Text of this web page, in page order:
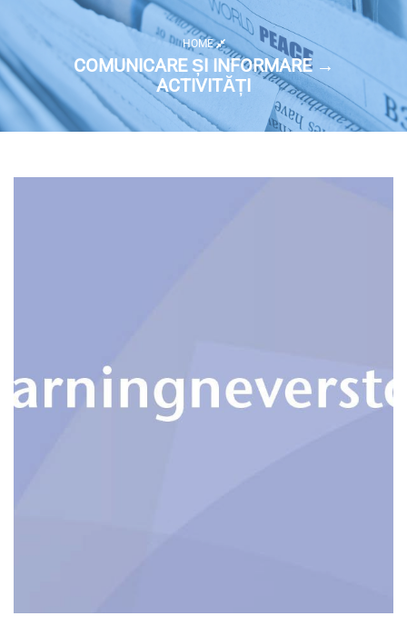
HOME
COMUNICARE ȘI INFORMARE →
ACTIVITĂȚI